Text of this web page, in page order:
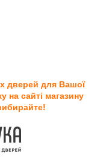
дверей для Вашої
на сайті магазину